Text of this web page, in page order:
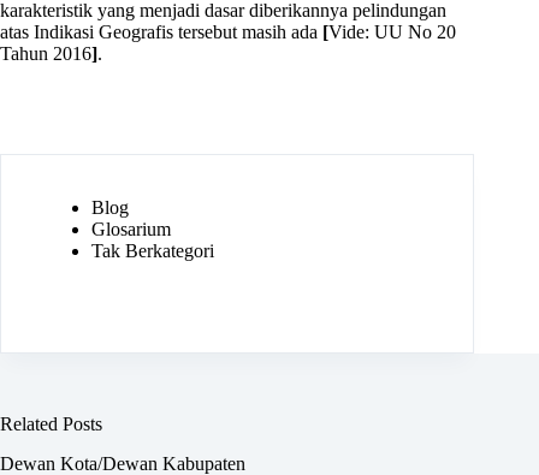
karakteristik yang menjadi dasar diberikannya pelindungan
atas Indikasi Geografis tersebut masih ada [Vide: UU No 20
Tahun 2016].
Blog
Glosarium
Tak Berkategori
Related Posts
Dewan Kota/Dewan Kabupaten